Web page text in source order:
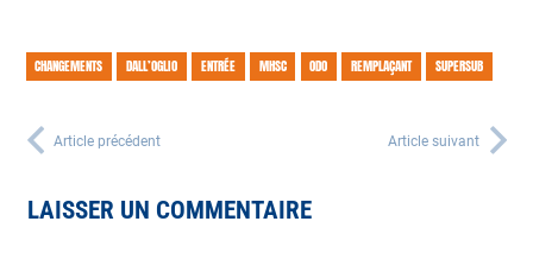
CHANGEMENTS DALL’OGLIO ENTRÉE MHSC ODO REMPLAÇANT SUPERSUB
Article précédent Article suivant
LAISSER UN COMMENTAIRE